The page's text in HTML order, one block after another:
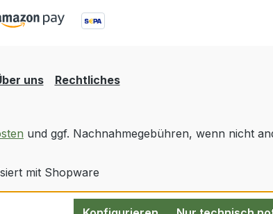
uns Rechtliches
und ggf. Nachnahmegebühren, wenn nicht
mit Shopware